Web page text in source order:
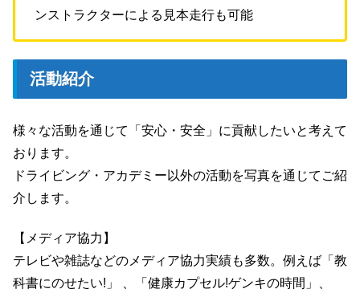
ンストラクターによる見本走行も可能
活動紹介
様々な活動を通じて「安心・安全」に貢献したいと考えて
おります。
ドライビング・アカデミー以外の活動を写真を通じてご紹
介します。
【メディア協力】
テレビや雑誌などのメディア協力実績も多数。例えば「教
科書にのせたい!」 、「健康カプセル!ゲンキの時間」、